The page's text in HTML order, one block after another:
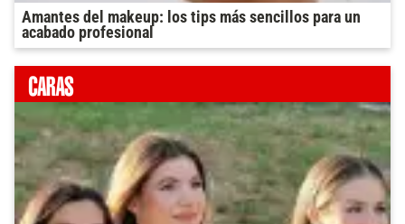
Amantes del makeup: los tips más sencillos para un
acabado profesional